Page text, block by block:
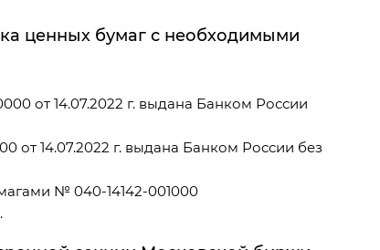
ценных бумаг с необходимыми
от 14.07.2022 г. выдана Банком России
от 14.07.2022 г. выдана Банком России без
№ 040-14142-001000